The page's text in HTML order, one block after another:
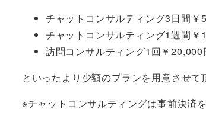
チャットコンサルティング3日間￥
チャットコンサルティング1週間￥
訪問コンサルティング1回￥20,000
といったより少額のプランを用意させて
※チャットコンサルティングは事前決済